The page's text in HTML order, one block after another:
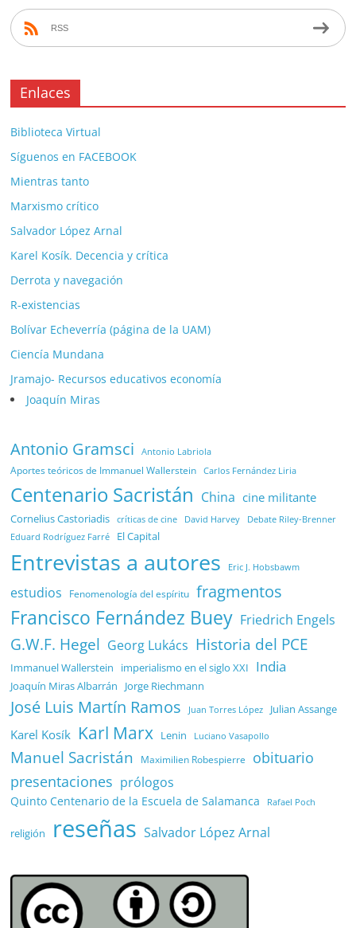
RSS
Enlaces
Biblioteca Virtual
Síguenos en FACEBOOK
Mientras tanto
Marxismo crítico
Salvador López Arnal
Karel Kosík. Decencia y crítica
Derrota y navegación
R-existencias
Bolívar Echeverría (página de la UAM)
Ciencía Mundana
Jramajo- Recursos educativos economía
Joaquín Miras
Antonio Gramsci Antonio Labriola
Aportes teóricos de Immanuel Wallerstein Carlos Fernández Liria
Centenario Sacristán China cine militante
Cornelius Castoriadis críticas de cine David Harvey Debate Riley-Brenner
Eduard Rodríguez Farré El Capital
Entrevistas a autores Eric J. Hobsbawm
estudios Fenomenología del espíritu fragmentos
Francisco Fernández Buey Friedrich Engels
G.W.F. Hegel Georg Lukács Historia del PCE
Immanuel Wallerstein imperialismo en el siglo XXI India
Joaquín Miras Albarrán Jorge Riechmann
José Luis Martín Ramos Juan Torres López Julian Assange
Karel Kosík Karl Marx Lenin Luciano Vasapollo
Manuel Sacristán Maximilien Robespierre
obituario
presentaciones prólogos
Quinto Centenario de la Escuela de Salamanca Rafael Poch
religión reseñas Salvador López Arnal